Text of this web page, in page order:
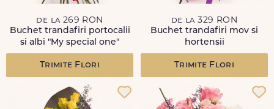
de la 269 RON
Buchet trandafiri portocalii
si albi "My special one"
Trimite Flori
de la 329 RON
Buchet trandafiri mov si
hortensii
Trimite Flori